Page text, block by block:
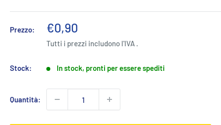
Prezzo:
Prezzo
scontato
€0,90
Tutti i prezzi includono l'IVA .
Stock: In stock, pronti per essere spediti
Quantità: